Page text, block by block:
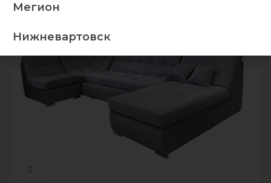
Мегион
Нижневартовск